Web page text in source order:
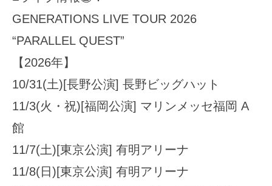
GENERATIONS LIVE TOUR 2026
“PARALLEL QUEST”
【2026年】
10/31(土)[長野公演] 長野ビッグハット
11/3(火・祝)[福岡公演] マリンメッセ福岡 A
館
11/7(土)[東京公演] 有明アリーナ
11/8(日)[東京公演] 有明アリーナ